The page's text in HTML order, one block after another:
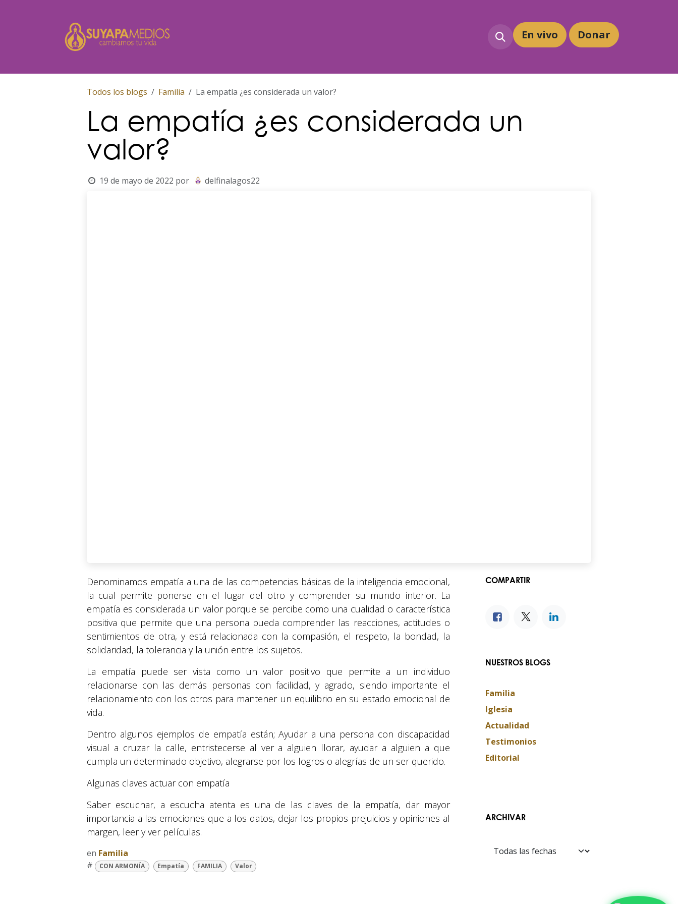
En vivo Donar
Todos los blogs Familia La empatía ¿es considerada un valor?
La empatía ¿es considerada un
valor?
19 de mayo de 2022 por delfinalagos22
Denominamos empatía a una de las competencias básicas de la inteligencia emocional,
la cual permite ponerse en el lugar del otro y comprender su mundo interior. La
empatía es considerada un valor porque se percibe como una cualidad o característica
positiva que permite que una persona pueda comprender las reacciones, actitudes o
sentimientos de otra, y está relacionada con la compasión, el respeto, la bondad, la
solidaridad, la tolerancia y la unión entre los sujetos.
La empatía puede ser vista como un valor positivo que permite a un individuo
relacionarse con las demás personas con facilidad, y agrado, siendo importante el
relacionamiento con los otros para mantener un equilibrio en su estado emocional de
vida.
Dentro algunos ejemplos de empatía están; Ayudar a una persona con discapacidad
visual a cruzar la calle, entristecerse al ver a alguien llorar, ayudar a alguien a que
cumpla un determinado objetivo, alegrarse por los logros o alegrías de un ser querido.
Algunas claves actuar con empatía
Saber escuchar, a escucha atenta es una de las claves de la empatía, dar mayor
importancia a las emociones que a los datos, dejar los propios prejuicios y opiniones al
margen, leer y ver películas.
en Familia
#
CON ARMONÍA Empatía FAMILIA Valor
COMPARTIR
NUESTROS BLOGS
Familia
Iglesia
Actualidad
Testimonios
Editorial
ARCHIVAR
Suyapa Medios, es una multiplataforma de
y la Comunicación Social.